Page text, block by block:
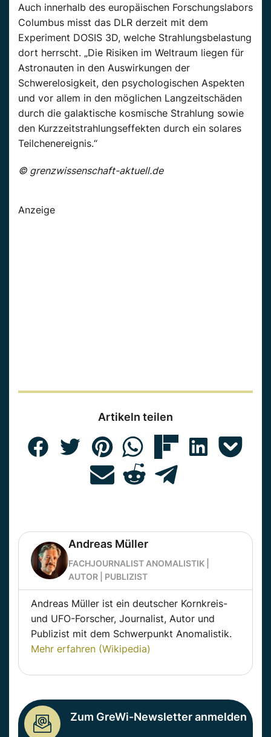
Auch innerhalb des europäischen Forschungslabors
Columbus misst das DLR derzeit mit dem
Experiment DOSIS 3D, welche Strahlungsbelastung
dort herrscht. „Die Risiken im Weltraum liegen für
Astronauten in den Auswirkungen der
Schwerelosigkeit, den psychologischen Aspekten
und vor allem in den möglichen Langzeitschäden
durch die galaktische kosmische Strahlung sowie
den Kurzzeitstrahlungseffekten durch ein solares
Teilchenereignis.“
© grenzwissenschaft-aktuell.de
Anzeige
Artikeln teilen
Andreas Müller
FACHJOURNALIST ANOMALISTIK |
AUTOR | PUBLIZIST
Andreas Müller ist ein deutscher Kornkreis-
und UFO-Forscher, Journalist, Autor und
Publizist mit dem Schwerpunkt Anomalistik.
Mehr erfahren (Wikipedia)
Zum GreWi-Newsletter anmelden